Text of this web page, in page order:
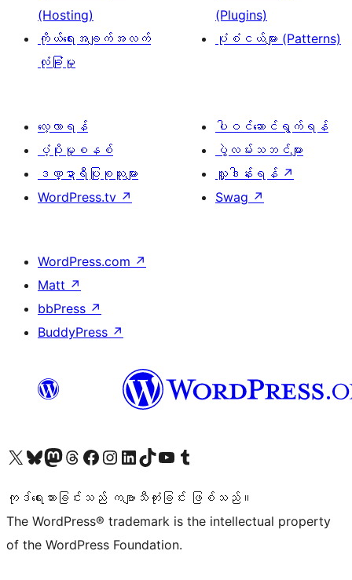
(Hosting)
ကိုယ်ရေးအချက်အလက်
လုံခြုံမှု
(Plugins)
ပုံစံငယ်များ (Patterns)
လေ့လာရန်
ပံ့ပိုးမှုစနစ်
ဒဏ္ဍာရီပြုစုသူများ
WordPress.tv ↗
ပါဝင်ဆောင်ရွက်ရန်
ပွဲလမ်းသဘင်များ
လှူဒါန်းရန် ↗
Swag ↗
WordPress.com ↗
Matt ↗
bbPress ↗
BuddyPress ↗
ကျွန်ုပ်တို့၏ X (ယခင် Twitter) အကောင့်သို့ သွားရောက်ကြည့်ရှုပါကျွန်ုပ်တို့၏ Bluesky အကောင့်သို့ ဝင်ရောက်ကြည့်ရှုရန်
ကျွန်ုပ်တို့၏ Mastodon အကောင့်သို့ သွားရောက်ကြည့်ရှုပါကျွန်ုပ်တို့၏ Threads အကောင့်သို့ ဝင်ရောက်ကြည့်ရှုရန်
ကျွန်ုပ်တို့၏ Facebook စာမျက်နှာသို့ သွားရောက်ကြည့်ရှုပါကျွန်ုပ်တို့၏ Instagram အကောင့်သို့ သွားရောက်ကြည့်ရှုပါ ကျွန်ုပ်တို့၏ LinkedIn အကောင့်သို့ သွားရောက်ကြည့်ရှုပါကျွန်ုပ်တို့၏ TikTok အကောင့်သို့ ဝင်ရောက်ကြည့်ရှုရန်
ကျွန်ုပ်တို့၏ YouTube ချန်နယ်သို့ သွားရောက်ကြည့်ရှုပါ ကျွန်ုပ်တို့၏ Tumblr အကောင့်သို့ ဝင်ရောက်ကြည့်ရှုရန်
ကုဒ်ရေးသားခြင်းသည် ကဗျာသီကုံးခြင်း ဖြစ်သည်။
The WordPress® trademark is the intellectual property
of the WordPress Foundation.